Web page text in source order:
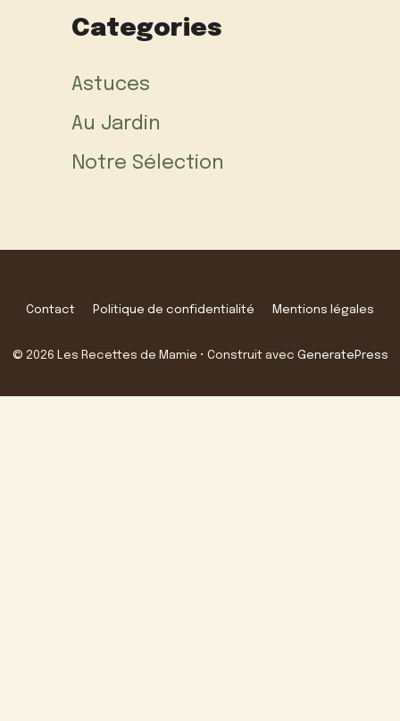
Categories
Astuces
Au Jardin
Notre Sélection
Contact Politique de confidentialité Mentions légales
© 2026 Les Recettes de Mamie • Construit avec GeneratePress